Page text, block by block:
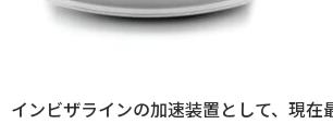
インビザラインの加速装置として、現在